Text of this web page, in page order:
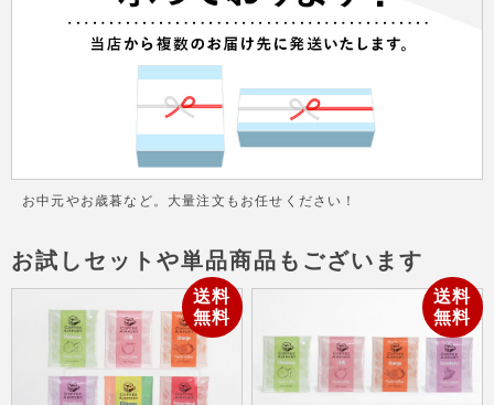
お中元やお歳暮など。大量注文もお任せください！
お試しセットや単品商品もございます
送料
無料
送料
無料